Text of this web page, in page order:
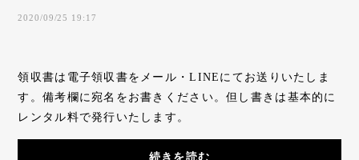
2020/09/25 19:17
領収書は電子領収書をメール・LINEにてお送りいたしま
す。備考欄に宛名をお書きください。但し書きは基本的に
レンタル料で発行いたします。
続きを読む